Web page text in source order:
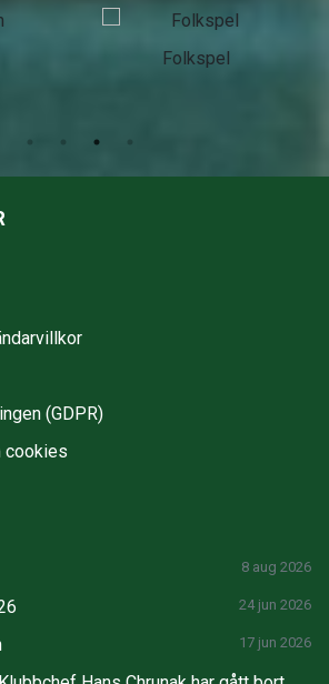
Folkspel
(GDPR)
cookies
8 aug 2026
24 jun 2026
17 jun 2026